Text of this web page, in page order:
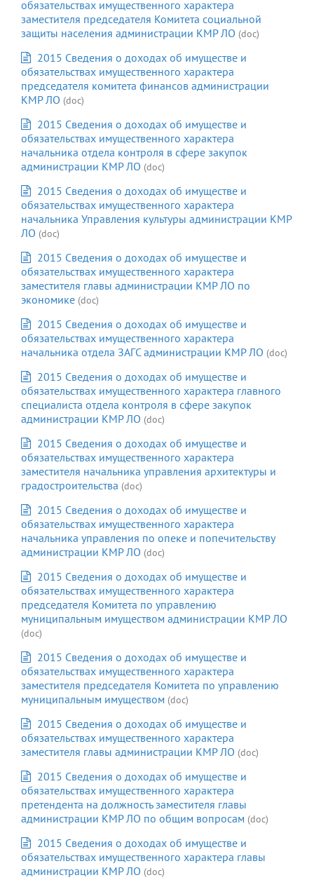
обязательствах имущественного характера
заместителя председателя Комитета социальной
защиты населения администрации КМР ЛО (doc)
2015 Сведения о доходах об имуществе и
обязательствах имущественного характера
председателя комитета финансов администрации
КМР ЛО (doc)
2015 Сведения о доходах об имуществе и
обязательствах имущественного характера
начальника отдела контроля в сфере закупок
администрации КМР ЛО (doc)
2015 Сведения о доходах об имуществе и
обязательствах имущественного характера
начальника Управления культуры администрации КМР
ЛО (doc)
2015 Сведения о доходах об имуществе и
обязательствах имущественного характера
заместителя главы администрации КМР ЛО по
экономике (doc)
2015 Сведения о доходах об имуществе и
обязательствах имущественного характера
начальника отдела ЗАГС администрации КМР ЛО (doc)
2015 Сведения о доходах об имуществе и
обязательствах имущественного характера главного
специалиста отдела контроля в сфере закупок
администрации КМР ЛО (doc)
2015 Сведения о доходах об имуществе и
обязательствах имущественного характера
заместителя начальника управления архитектуры и
градостроительства (doc)
2015 Сведения о доходах об имуществе и
обязательствах имущественного характера
начальника управления по опеке и попечительству
администрации КМР ЛО (doc)
2015 Сведения о доходах об имуществе и
обязательствах имущественного характера
председателя Комитета по управлению
муниципальным имуществом администрации КМР ЛО
(doc)
2015 Сведения о доходах об имуществе и
обязательствах имущественного характера
заместителя председателя Комитета по управлению
муниципальным имуществом (doc)
2015 Сведения о доходах об имуществе и
обязательствах имущественного характера
заместителя главы администрации КМР ЛО (doc)
2015 Сведения о доходах об имуществе и
обязательствах имущественного характера
претендента на должность заместителя главы
администрации КМР ЛО по общим вопросам (doc)
2015 Сведения о доходах об имуществе и
обязательствах имущественного характера главы
администрации КМР ЛО (doc)